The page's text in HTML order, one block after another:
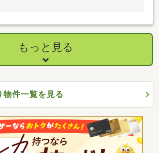
もっと見る
物件一覧を見る